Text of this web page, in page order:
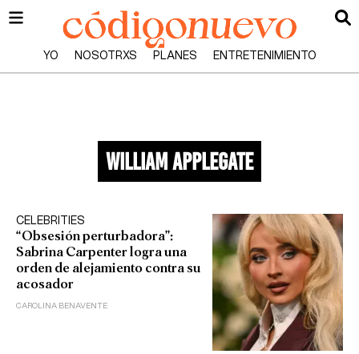
YO NOSOTRXS PLANES ENTRETENIMIENTO
william applegate
CELEBRITIES
“Obsesión perturbadora”:
Sabrina Carpenter logra una
orden de alejamiento contra su
acosador
CAROLINA BENAVENTE